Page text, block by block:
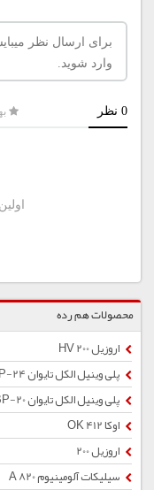
محصولات هم رده
اروزیل 200 HV
پلی وینیل الکل تایوان BP-24
پلی وینیل الکل تایوان BP-20
اوکا OK 412
اروزیل 200
سیلیکات آلومینیوم A 820